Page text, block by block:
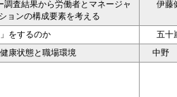
査結果から労働者とマネージャ
ョンの構成要素を考える
伊藤
をするのか
五十
康状態と職場環境
中野